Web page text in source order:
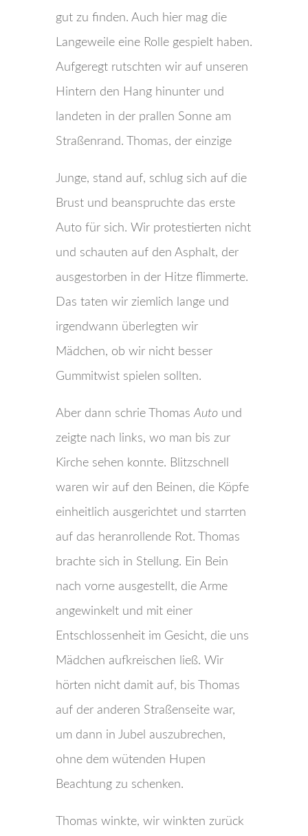
gut zu finden. Auch hier mag die
Langeweile eine Rolle gespielt haben.
Aufgeregt rutschten wir auf unseren
Hintern den Hang hinunter und
landeten in der prallen Sonne am
Straßenrand. Thomas, der einzige
Junge, stand auf, schlug sich auf die
Brust und beanspruchte das erste
Auto für sich. Wir protestierten nicht
und schauten auf den Asphalt, der
ausgestorben in der Hitze flimmerte.
Das taten wir ziemlich lange und
irgendwann überlegten wir
Mädchen, ob wir nicht besser
Gummitwist spielen sollten.
Aber dann schrie ThomasAuto und
zeigte nach links, wo man bis zur
Kirche sehen konnte. Blitzschnell
waren wir auf den Beinen, die Köpfe
einheitlich ausgerichtet und starrten
auf das heranrollende Rot. Thomas
brachte sich in Stellung. Ein Bein
nach vorne ausgestellt, die Arme
angewinkelt und mit einer
Entschlossenheit im Gesicht, die uns
Mädchen aufkreischen ließ. Wir
hörten nicht damit auf, bis Thomas
auf der anderen Straßenseite war,
um dann in Jubel auszubrechen,
ohne dem wütenden Hupen
Beachtung zu schenken.
Thomas winkte, wir winkten zurück